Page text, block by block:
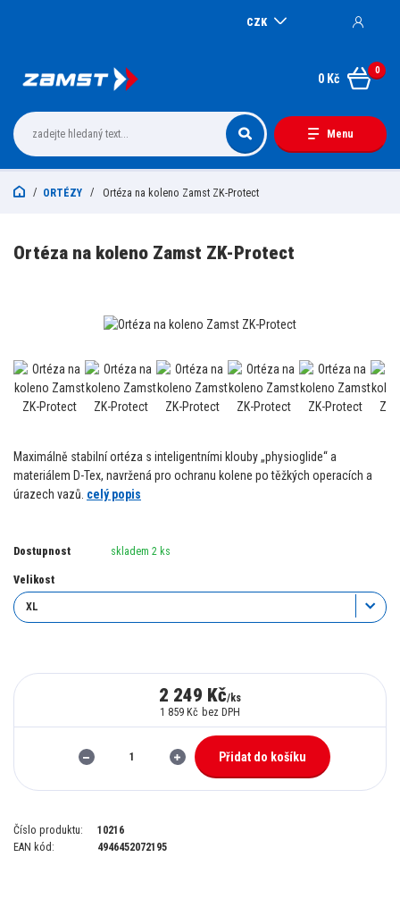
Menu
CZK
0
0 Kč
ORTÉZY Ortéza na koleno Zamst ZK-Protect
Ortéza na koleno Zamst ZK-Protect
Maximálně stabilní ortéza s inteligentními klouby „physioglide“ a
materiálem D-Tex, navržená pro ochranu kolene po těžkých operacích a
úrazech vazů. celý popis
Dostupnost skladem 2 ks
Velikost
2 249 Kč/ks
1 859 Kč bez DPH
Přidat do košíku
Číslo produktu:
10216
EAN kód:
4946452072195